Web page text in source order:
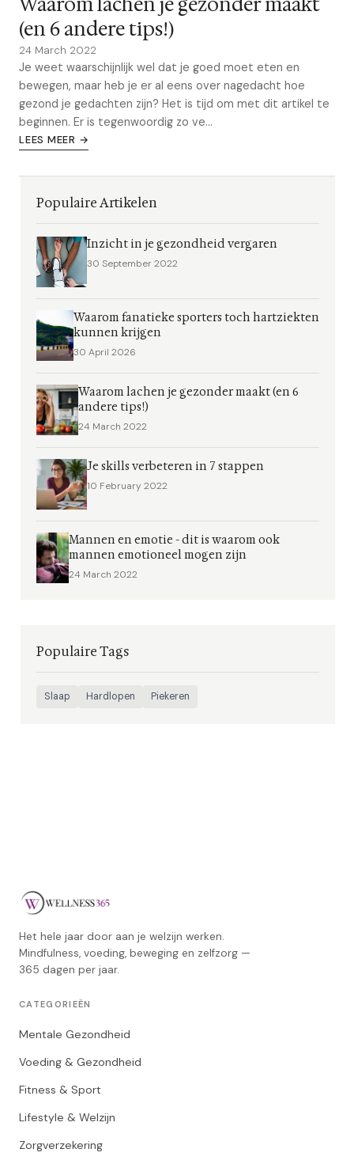
(en 6 andere tips!)
24 March 2022
Je weet waarschijnlijk wel dat je goed moet eten en
bewegen, maar heb je er al eens over nagedacht hoe
gezond je gedachten zijn? Het is tijd om met dit artikel te
beginnen. Er is tegenwoordig zo ve...
LEES MEER →
Populaire Artikelen
Inzicht in je gezondheid vergaren
30 September 2022
Waarom fanatieke sporters toch hartziekten
kunnen krijgen
30 April 2026
Waarom lachen je gezonder maakt (en 6
andere tips!)
24 March 2022
Je skills verbeteren in 7 stappen
10 February 2022
Mannen en emotie - dit is waarom ook
mannen emotioneel mogen zijn
24 March 2022
Populaire Tags
Slaap Hardlopen Piekeren
Het hele jaar door aan je welzijn werken.
Mindfulness, voeding, beweging en zelfzorg —
365 dagen per jaar.
CATEGORIEËN
Mentale Gezondheid
Voeding & Gezondheid
Fitness & Sport
Lifestyle & Welzijn
Zorgverzekering